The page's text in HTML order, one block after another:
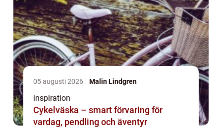
05 augusti 2026 Malin Lindgren
inspiration
Cykelväska – smart förvaring för
vardag, pendling och äventyr